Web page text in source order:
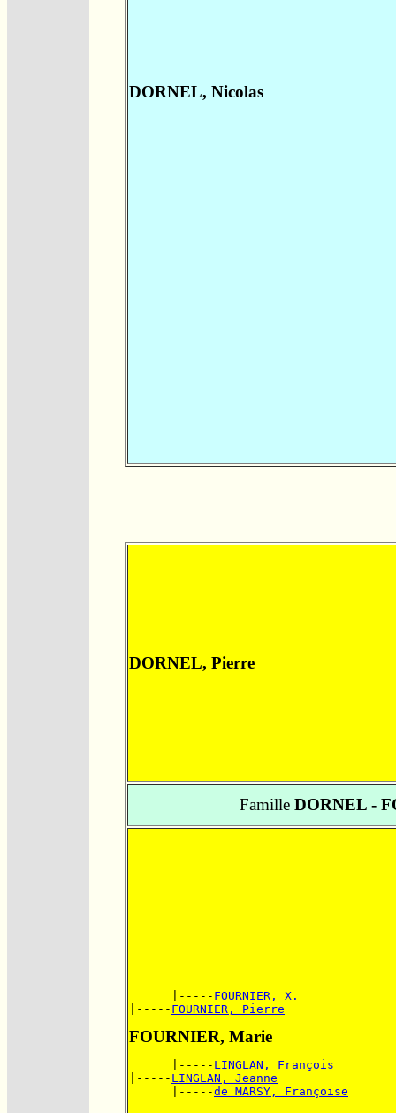
DORNEL, Nicolas
DORNEL, Pierre
Famille DORNEL -
      |-----
FOURNIER, X.
|----- FOURNIER, Pierre
FOURNIER, Marie
      |-----
LINGLAN, François
|----- LINGLAN, Jeanne
      |-----
de MARSY, Françoise